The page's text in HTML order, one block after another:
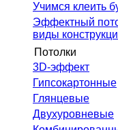
Учимся клеить
Эффектный
виды
Потолки
3D-эффект
Гипсокартонные
Глянцевые
Двухуровневые